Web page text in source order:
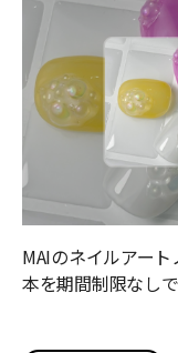
MAIのネイルアー
本を期間制限なし